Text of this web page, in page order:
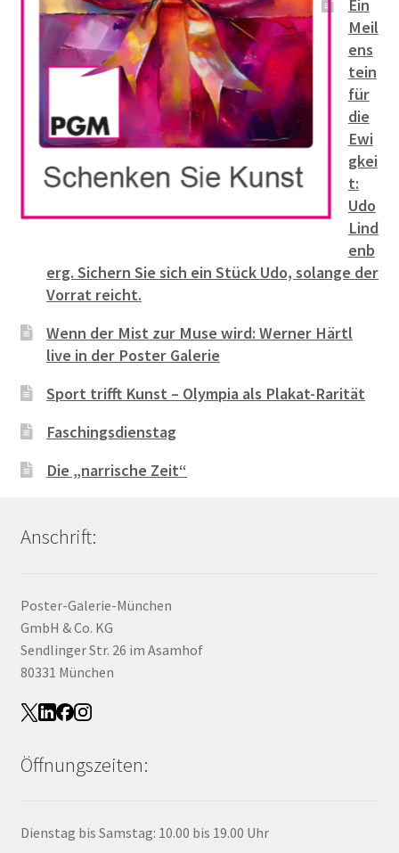
Ein
Meil
ens
tein
für
die
Ewi
gkei
t:
Udo
Lind
enb
erg. Sichern Sie sich ein Stück Udo, solange der
Vorrat reicht.
Wenn der Mist zur Muse wird: Werner Härtl
live in der Poster Galerie
Sport trifft Kunst – Olympia als Plakat-Rarität
Faschingsdienstag
Die „narrische Zeit“
Anschrift:
Poster-Galerie-München
GmbH & Co. KG
Sendlinger Str. 26 im Asamhof
80331 München
Öffnungszeiten:
Dienstag bis Samstag: 10.00 bis 19.00 Uhr